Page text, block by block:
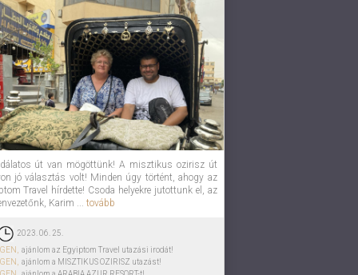
út van mögöttünk! A misztikus ozirisz út
jó választás volt! Minden úgy történt, ahogy az
Travel hírdette! Csoda helyekre jutottunk el, az
Karim ... tovább
2023. 06. 25.
ajánlom az Egyiptom Travel utazási irodát!
ajánlom a MISZTIKUS OZIRISZ utazást!